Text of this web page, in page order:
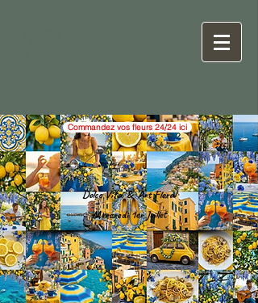
Commandez vos fleurs 24/24 ici
Dolce Vita & Art Floral
Mercredi 1er Juillet